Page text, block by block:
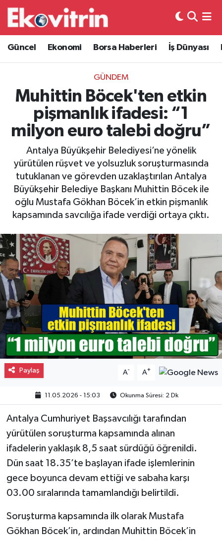
Güncel Ekonomi Borsa Haberleri İş Dünyası
GÜNDEM
Muhittin Böcek'ten etkin
pişmanlık ifadesi: “1
milyon euro talebi doğru”
Antalya Büyükşehir Belediyesi’ne yönelik
yürütülen rüşvet ve yolsuzluk soruşturmasında
tutuklanan ve görevden uzaklaştırılan Antalya
Büyükşehir Belediye Başkanı Muhittin Böcek ile
oğlu Mustafa Gökhan Böcek’in etkin pişmanlık
kapsamında savcılığa ifade verdiği ortaya çıktı.
Paylaş A- A+
11.05.2026 - 15:03 Okunma Süresi: 2 Dk
Antalya Cumhuriyet Başsavcılığı tarafından
yürütülen soruşturma kapsamında alınan
ifadelerin yaklaşık 8,5 saat sürdüğü öğrenildi.
Dün saat 18.35’te başlayan ifade işlemlerinin
gece boyunca devam ettiği ve sabaha karşı
03.00 sıralarında tamamlandığı belirtildi.
Soruşturma kapsamında ilk olarak Mustafa
Gökhan Böcek’in, ardından Muhittin Böcek’in
Güncel
Ekonomi
Borsa Haberleri
İş Dünyası
Lojistik
Otovitrin
Asayiş
Magazin
Gayrimenkul
Spor
Eğitim
Hava Durumu
Trafik Durumu
Süper Lig Puan Durumu ve Fikstür
Tüm Manşetler
Son Dakika Haberleri
Haber Arşivi